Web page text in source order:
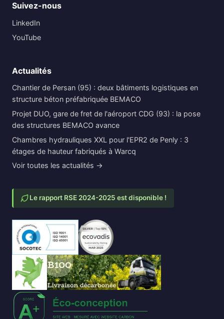
Suivez-nous
LinkedIn
YouTube
Actualités
Chantier de Persan (95) : deux bâtiments logistiques en
structure béton préfabriquée BEMACO
Projet DUO, gare de fret de l'aéroport CDG (93) : la pose
des structures BEMACO avance
Chambres hydrauliques XXL pour l'EPR2 de Penly : 3
étages de hauteur fabriqués à Warcq
Voir toutes les actualités →
Le rapport RSE 2024-2025 est disponible !